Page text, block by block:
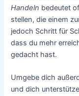
Handeln bedeutet
stellen, die einem
jedoch Schritt für
dass du mehr
gedacht hast.
Umgebe dich
und dich